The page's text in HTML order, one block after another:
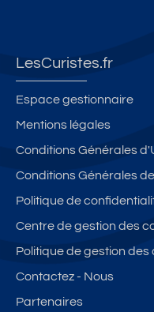
LesCuristes.fr
Espace gestionnaire
Mentions légales
Conditions Générales
Conditions Générales
Politique de
Centre de gestion des
Politique de gestion des
Contactez - Nous
Partenaires